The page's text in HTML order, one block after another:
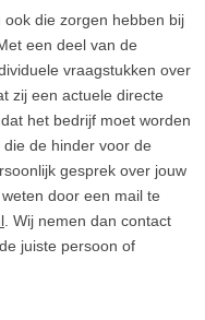
die zorgen hebben bij
een deel van de
vraagstukken over
zij een actuele directe
het bedrijf moet worden
de hinder voor de
gesprek over jouw
door een mail te
. Wij nemen dan contact
juiste persoon of